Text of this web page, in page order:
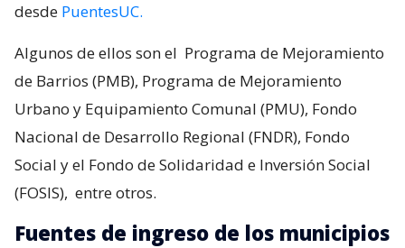
desde PuentesUC.
Algunos de ellos son el Programa de Mejoramiento
de Barrios (PMB), Programa de Mejoramiento
Urbano y Equipamiento Comunal (PMU), Fondo
Nacional de Desarrollo Regional (FNDR), Fondo
Social y el Fondo de Solidaridad e Inversión Social
(FOSIS), entre otros.
Fuentes de ingreso de los municipios